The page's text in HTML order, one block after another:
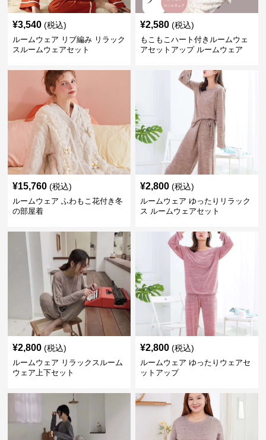
¥3,540 (税込)
ルームウェア リブ編み リラック
スルームウェアセット
¥2,580 (税込)
もこもこハート付きルームウェ
アセットアップ ルームウェア
¥15,760 (税込)
ルームウェア ふわもこ花付き冬
の部屋着
¥2,800 (税込)
ルームウェア ゆったりリラック
ス ルームウェアセット
¥2,800 (税込)
ルームウェア リラックスルーム
ウェア上下セット
¥2,800 (税込)
ルームウェア ゆったりウェアセ
ットアップ